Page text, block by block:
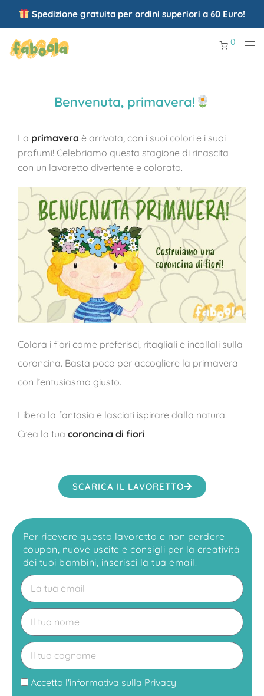
Spedizione gratuita per ordini superiori a 60 Euro!
0
Benvenuta, primavera!
La primavera è arrivata, con i suoi colori e i suoi
profumi! Celebriamo questa stagione di rinascita
con un lavoretto divertente e colorato.
Colora i fiori come preferisci, ritagliali e incollali sulla
coroncina. Basta poco per accogliere la primavera
con l’entusiasmo giusto.
Libera la fantasia e lasciati ispirare dalla natura!
Crea la tua coroncina di fiori.
SCARICA IL LAVORETTO
Per ricevere questo lavoretto e non perdere
coupon, nuove uscite e consigli per la creatività
dei tuoi bambini, inserisci la tua email!
Accetto l'informativa sulla Privacy